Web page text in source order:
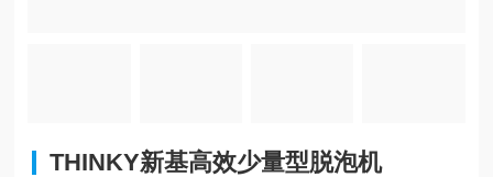
THINKY新基高效少量型脱泡机